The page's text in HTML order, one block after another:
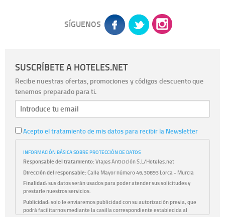
SÍGUENOS
SUSCRÍBETE A HOTELES.NET
Recibe nuestras ofertas, promociones y códigos descuento que
tenemos preparado para ti.
Acepto el tratamiento de mis datos para recibir la Newsletter
INFORMACIÓN BÁSICA SOBRE PROTECCIÓN DE DATOS
Responsable del tratamiento:Viajes Anticiclón S.L/Hoteles.net
Dirección del responsable:Calle Mayor número 46,30893 Lorca - Murcia
Finalidad:sus datos serán usados para poder atender sus solicitudes y
prestarle nuestros servicios.
Publicidad:solo le enviaremos publicidad con su autorización previa, que
podrá facilitarnos mediante la casilla correspondiente establecida al